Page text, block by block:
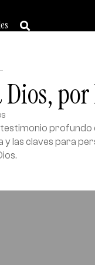
profundo
y las claves para